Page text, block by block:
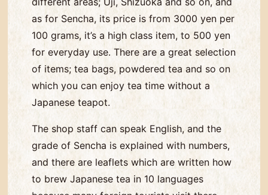
as for Sencha, its price is from 3000 yen per
100 grams, it’s a high class item, to 500 yen
for everyday use. There are a great selection
of items; tea bags, powdered tea and so on
which you can enjoy tea time without a
Japanese teapot.
The shop staff can speak English, and the
grade of Sencha is explained with numbers,
and there are leaflets which are written how
to brew Japanese tea in 10 languages